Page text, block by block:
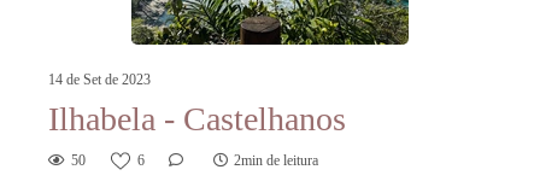
14 de Set de 2023
Ilhabela - Castelhanos
50 6 2min de leitura